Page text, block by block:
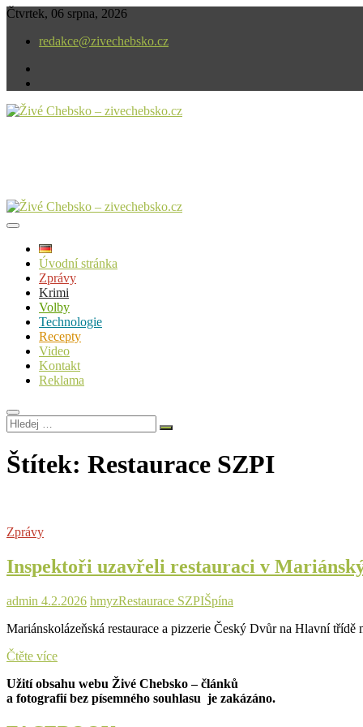
Skip
content
Čtvrtek, 06 srpna, 2026
redakce@zivechebsko.cz
Úvodní stránka
Zprávy
Krimi
Volby
Technologie
Recepty
Video
Kontakt
Reklama
Hledej
…
Štítek: Restaurace SZPI
Zprávy
Inspektoři uzavřeli restauraci v
admin 4.2.2026 hmyzRestaurace SZPIŠpína
Mariánskolázeňská restaurace a pizzerie Český Dvůr na Hlavní
Čtěte víceInspektoři
restauraci
v
Užití obsahu webu Živé Chebsko – článků
a fotografií bez písemného souhlasu je zakázáno.